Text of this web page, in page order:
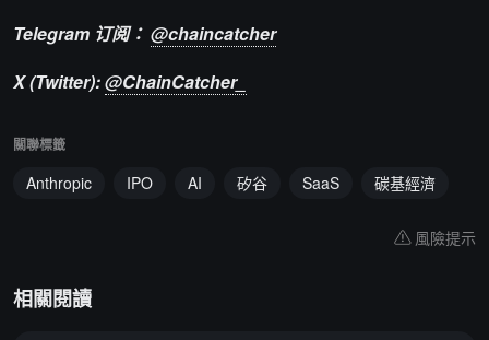
Telegram 订阅： @chaincatcher
X (Twitter):@ChainCatcher_
關聯標籤
Anthropic IPO AI 矽谷 SaaS 碳基經濟
風險提示
相關閱讀